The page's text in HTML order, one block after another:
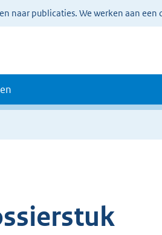
naar publicaties. We werken aan een